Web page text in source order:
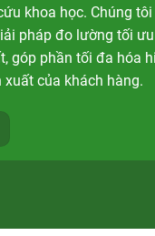
khoa học. Chúng
pháp đo lường tối
góp phần tối đa hóa
xuất của khách hàng.